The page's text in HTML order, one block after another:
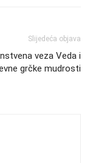
Slijedeća objava
veza Veda i
grčke mudrosti